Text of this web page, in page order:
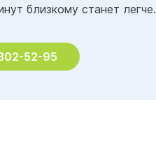
близкому станет легче.
52-95